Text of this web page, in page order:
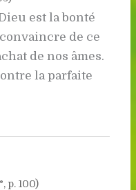
est la bonté
de ce
de nos âmes.
la parfaite
p. 100)